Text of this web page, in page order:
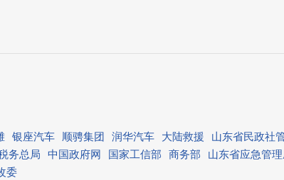
银座汽车 顺骋集团 润华汽车 大陆救援 山东省民政社
务总局 中国政府网 国家工信部 商务部 山东省应急管
委